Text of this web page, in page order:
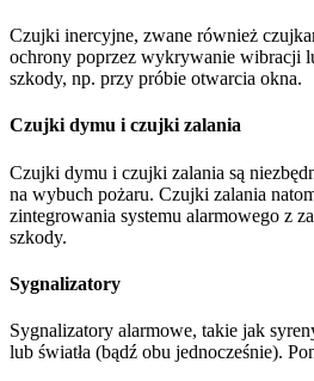
Czujki inercyjne, zwane również
ochrony poprzez wykrywanie wibracji
szkody, np. przy próbie otwarcia okna.
Czujki dymu i czujki zalania
Czujki dymu i czujki zalania są
na wybuch pożaru. Czujki zalania
zintegrowania systemu alarmowego z
szkody.
Sygnalizatory
Sygnalizatory alarmowe, takie jak
lub światła (bądź obu jednocześnie).